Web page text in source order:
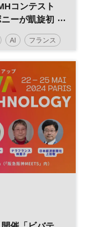
コンテスト
ーが凱旋初
プが語る欧州
み氏、小田嶋
AI フランス
SDGs
新規事業
DX 参加無料
催